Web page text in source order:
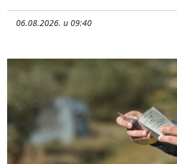
06.08.2026. u 09:40